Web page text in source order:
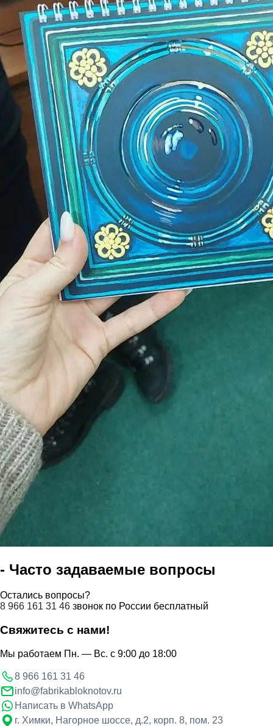
- Часто задаваемые вопросы
Остались вопросы?
8 966 161 31 46 звонок по России бесплатный
Свяжитесь с нами!
Мы работаем Пн. — Вс. с 9:00 до 18:00
8 966 161 31 46
info@fabrikabloknotov.ru
Написать в WhatsApp
г. Химки, Нагорное шоссе, д.2, корп. 8, пом. 23